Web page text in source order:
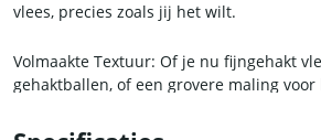
vlees, precies zoals jij het wilt.
Volmaakte Textuur: Of je nu fijngehakt
gehaktballen, of een grovere maling
hoger niveau tilt. Geniet van de juiste